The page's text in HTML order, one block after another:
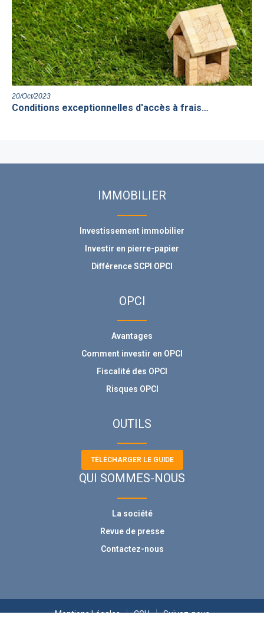
20/Oct/2023
Conditions exceptionnelles d'accès à frais…
IMMOBILIER
Investissement immobilier
Investir en pierre-papier
Différence SCPI OPCI
OPCI
Avantages
Comment investir en OPCI
Fiscalité des OPCI
Risques OPCI
OUTILS
TÉLÉCHARGER LE GUIDE
QUI SOMMES-NOUS
La société
Revue de presse
Contactez-nous
Mentions Légales CGU Suivez-nous